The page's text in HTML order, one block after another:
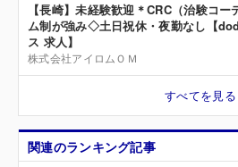
【長崎】未経験歓迎＊CRC（治験コ
ム制が強み◇土日祝休・夜勤なし【
ス 求人】
株式会社アイロムＯＭ
すべてを見る
関連のランキング記事